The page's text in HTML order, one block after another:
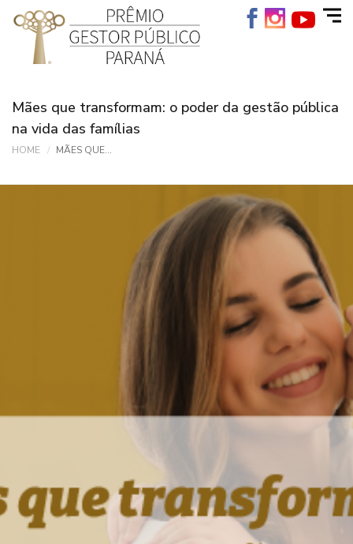
Mães que transformam: o poder da gestão pública
na vida das famílias
HOME MÃES QUE...